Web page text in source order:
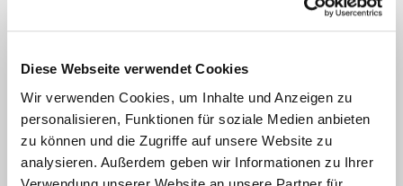
Diese Webseite verwendet Cookies
Wir verwenden Cookies, um Inhalte und Anzeigen zu
personalisieren, Funktionen für soziale Medien anbieten
zu können und die Zugriffe auf unsere Website zu
analysieren. Außerdem geben wir Informationen zu Ihrer
Rechtsmedizinische Ambulanz
für Gewaltopfer